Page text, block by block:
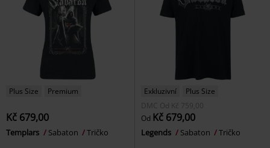
Plus Size Premium
Kč 679,00
Templars Sabaton Tričko
Exkluzivní
Plus Size
DMC Od Kč 759,00
Od Kč 679,00
Legends Sabaton Tričko